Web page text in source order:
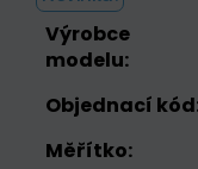
Výrobce
modelu:
Objednací
Měřítko: